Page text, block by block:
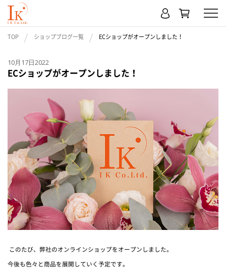
TOP ショップブログ一覧 ECショップがオープンしました！
10月17日2022
ECショップがオープンしました！
このたび、弊社のオンラインショップをオープンしました。
今後も色々と商品を展開していく予定です。